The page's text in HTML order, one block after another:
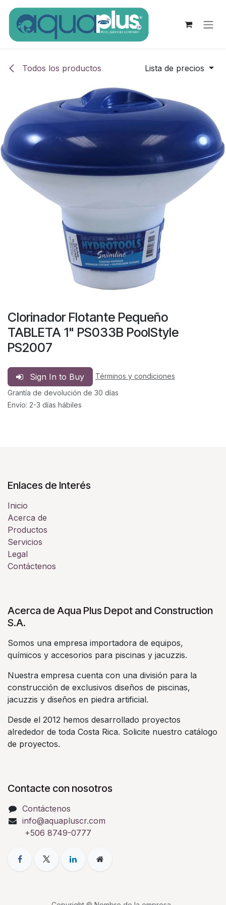
Ir al contenido
Todos los productos Lista de precios
Clorinador Flotante Pequeño
TABLETA 1" PS033B PoolStyle
PS2007
Sign In to Buy
Términos y condiciones
Grantía de devolución de 30 días
Envío: 2-3 días hábiles
Enlaces de Interés
Inicio
Acerca de
Productos
Servicios
Legal
Contáctenos
Acerca de Aqua Plus Depot and Construction
S.A.
Somos una empresa importadora de equipos,
químicos y accesorios para piscinas y jacuzzis.
Nuestra empresa cuenta con una división para la
construcción de exclusivos diseños de piscinas,
jacuzzis y diseños en piedra artificial.
Desde el 2012 hemos desarrollado proyectos
alrededor de toda Costa Rica. Solicite nuestro catálogo
de proyectos.
Contacte con nosotros
Contáctenos
info@aquapluscr.com
+506 8749-0777